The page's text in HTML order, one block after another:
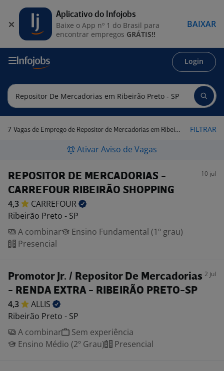
Login
7 Vagas de Emprego de Repositor de Mercadorias em Ribeirão Preto - SP FILTRAR
Ativar Aviso de Vagas
REPOSITOR DE MERCADORIAS -
CARREFOUR RIBEIRÃO SHOPPING
10 jul
4,3
CARREFOUR
Ribeirão Preto - SP
A combinar
Ensino Fundamental (1º grau)
Presencial
Promotor Jr. / Repositor De Mercadorias
- RENDA EXTRA - RIBEIRÃO PRETO-SP
2 jul
4,3
ALLIS
Ribeirão Preto - SP
A combinar
Sem experiência
Ensino Médio (2º Grau)
Presencial
Aplicativo do Infojobs
Baixe o App nº 1 do Brasil para
encontrar empregos GRÁTIS!!
BAIXAR